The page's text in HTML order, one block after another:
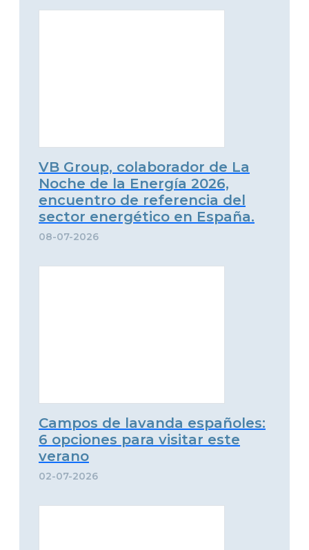
VB Group, colaborador de La
Noche de la Energía 2026,
encuentro de referencia del
sector energético en España.
08-07-2026
Campos de lavanda españoles:
6 opciones para visitar este
verano
02-07-2026